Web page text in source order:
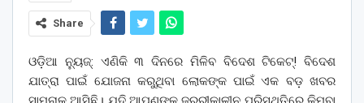
Share
ଓଡ଼ିଆ ନ୍ୟୁଜ୍: ଏଣିକି ୩ ଦିନରେ ମିଳିବ ବିଦେଶ ଟିକେଟ୍! ବିଦେଶ
ଯାତ୍ରା ପାଇଁ ଯୋଜନା କରୁଥିବା ଲୋକଙ୍କ ପାଇଁ ଏକ ବଡ଼ ଖବର